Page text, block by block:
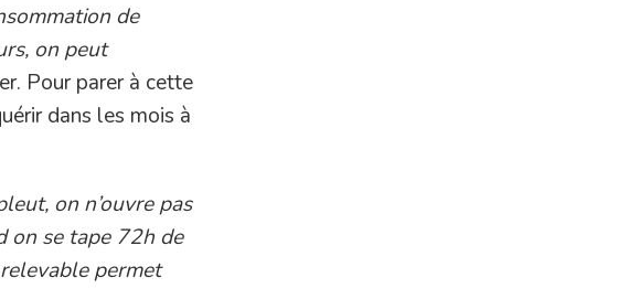
de
on peut
Pour parer à cette
dans les mois à
on n’ouvre pas
on se tape 72h de
permet